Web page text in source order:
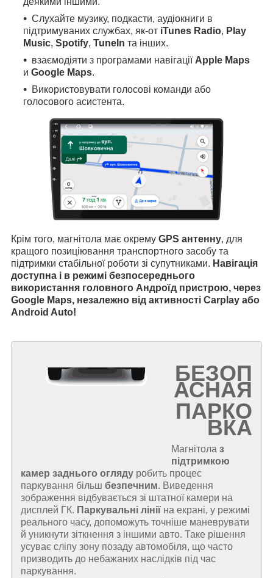
Слухайте музику, подкасти, аудіокниги в
підтримуваних службах, як-от iTunes Radio, Play
Music, Spotify, TuneIn та інших.
взаємодіяти з програмами навігаціїApple Maps
и Google Maps.
Використовувати голосові команди або
голосового асистента.
Крім того, магнітола має окрему GPS антенну, для
кращого позиціювання транспортного засобу та
підтримки стабільної роботи зі супутниками. Навігація
доступна і в режимі безпосереднього
використання головного Андроїд пристрою, через
Google Maps, незалежно від активності Carplay або
Android Auto!
БЕЗОП
АСНАЯ
ПАРКО
ВКА
Магнітола з
підтримкою
камер заднього огляду робить процес
паркування більш безпечним. Виведення
зображення відбувається зі штатної камери на
дисплей ГК. Паркувальні лінії на екрані, у режимі
реального часу, допоможуть точніше маневрувати
й уникнути зіткнення з іншими авто. Таке рішення
усуває сліпу зону позаду автомобіля, що часто
призводить до небажаних наслідків під час
паркування.